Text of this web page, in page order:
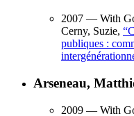
2007 — With
Cerny, Suzie, “
publiques :
Arseneau,
2009 — With